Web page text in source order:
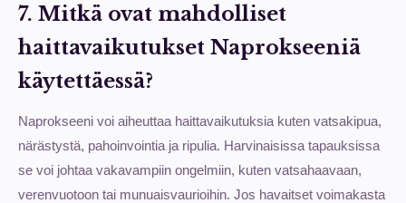
7. Mitkä ovat mahdolliset
haittavaikutukset Naprokseeniä
käytettäessä?
Naprokseeni voi aiheuttaa haittavaikutuksia kuten vatsakipua,
närästystä, pahoinvointia ja ripulia. Harvinaisissa tapauksissa
se voi johtaa vakavampiin ongelmiin, kuten vatsahaavaan,
verenvuotoon tai munuaisvaurioihin. Jos havaitset voimakasta